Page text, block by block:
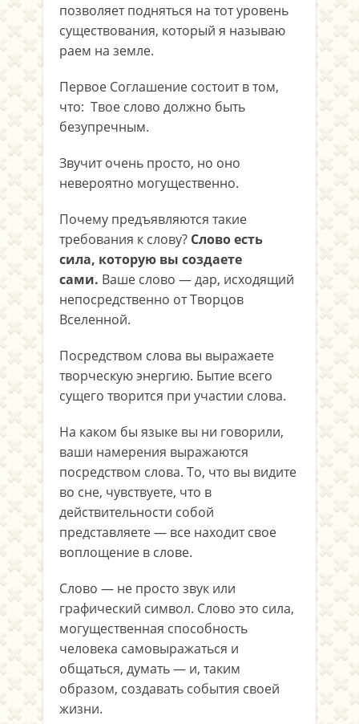
позволяет подняться на тот уровень
существования, который я называю
раем на земле.
Первое Соглашение состоит в том,
что: Твое слово должно быть
безупречным.
Звучит очень просто, но оно
невероятно могущественно.
Почему предъявляются такие
требования к слову? Слово есть
сила, которую вы создаете
сами. Ваше слово — дар, исходящий
непосредственно от Творцов
Вселенной.
Посредством слова вы выражаете
творческую энергию. Бытие всего
сущего творится при участии слова.
На каком бы языке вы ни говорили,
ваши намерения выражаются
посредством слова. То, что вы видите
во сне, чувствуете, что в
действительности собой
представляете — все находит свое
воплощение в слове.
Слово — не просто звук или
графический символ. Слово это сила,
могущественная способность
человека самовыражаться и
общаться, думать — и, таким
образом, создавать события своей
жизни.